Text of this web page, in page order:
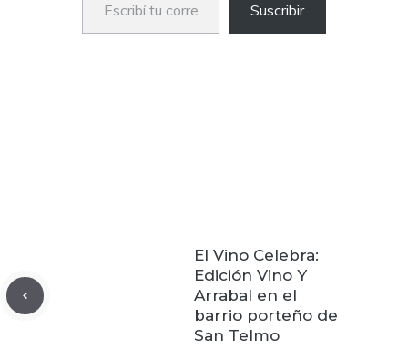
Suscribir
El Vino Celebra:
Edición Vino Y
Arrabal en el
barrio porteño de
San Telmo